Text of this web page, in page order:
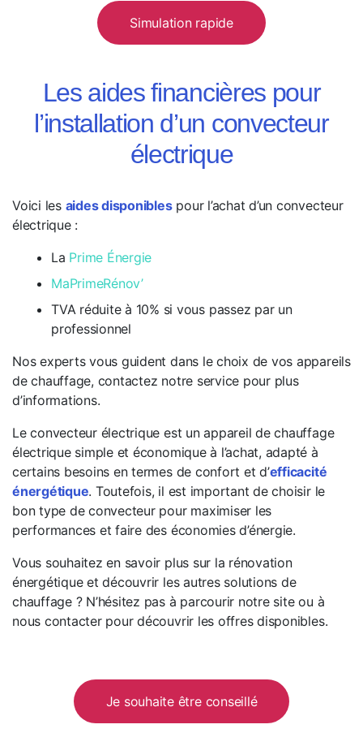
Simulation rapide
Les aides financières pour
l’installation d’un convecteur
électrique
Voici les aides disponiblespour l’achat d’un convecteur
électrique :
La Prime Énergie
MaPrimeRénov’
TVA réduite à 10% si vous passez par un
professionnel
Nos experts vous guident dans le choix de vos appareils
de chauffage, contactez notre service pour plus
d’informations.
Le convecteur électrique est un appareil de chauffage
électrique simple et économique à l’achat, adapté à
certains besoins en termes de confort et d’efficacité
énergétique. Toutefois, il est important de choisir le
bon type de convecteur pour maximiser les
performances et faire des économies d’énergie.
Vous souhaitez en savoir plus sur la rénovation
énergétique et découvrir les autres solutions de
chauffage ? N’hésitez pas à parcourir notre site ou à
nous contacter pour découvrir les offres disponibles.
Je souhaite être conseillé